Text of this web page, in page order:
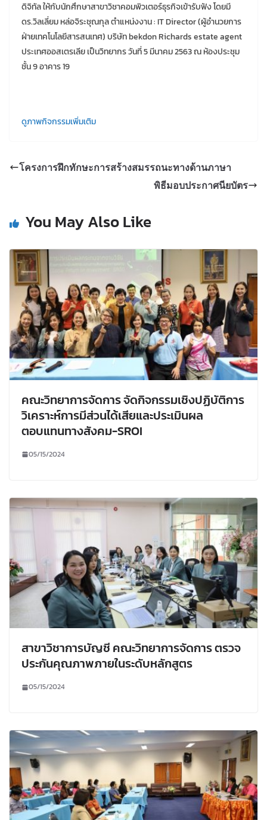
ดิจิทัล ให้กับนักศึกษาสาขาวิชาคอมพิวเตอร์ธุรกิจเข้ารับฟัง โดยมี
ดร.วิลเลี่ยม หล่อจิระชุณกุล ตำแหน่งงาน : IT Director (ผู้อำนวยการ
ฝ่ายเทคโนโลยีสารสนเทศ) บริษัท bekdon Richards estate agent
ประเทศออสเตรเลีย เป็นวิทยากร วันที่ 5 มีนาคม 2563 ณ ห้องประชุม
ชั้น 9 อาคาร 19
ดูภาพกิจกรรมเพิ่มเติม
โครงการฝึกทักษะการสร้างสมรรถนะทางด้านภาษา
พิธีมอบประกาศนียบัตร
You May Also Like
คณะวิทยาการจัดการ จัดกิจกรรมเชิงปฏิบัติการ
วิเคราะห์การมีส่วนได้เสียและประเมินผล
ตอบแทนทางสังคม-SROI
05/15/2024
สาขาวิชาการบัญชี คณะวิทยาการจัดการ ตรวจ
ประกันคุณภาพภายในระดับหลักสูตร
05/15/2024